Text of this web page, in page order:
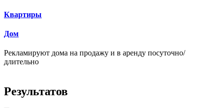
Квартиры
Дом
Рекламируют дома на продажу и в аренду посуточно/
длительно
Результатов